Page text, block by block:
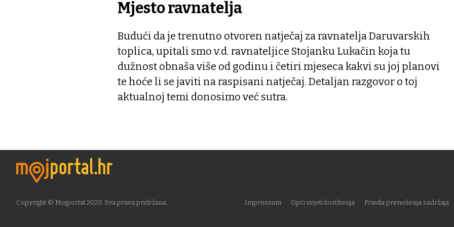
Mjesto ravnatelja
Budući da je trenutno otvoren natječaj za ravnatelja Daruvarskih
toplica, upitali smo v.d. ravnateljice Stojanku Lukačin koja tu
dužnost obnaša više od godinu i četiri mjeseca kakvi su joj planovi
te hoće li se javiti na raspisani natječaj. Detaljan razgovor o toj
aktualnoj temi donosimo već sutra.
Copyright © Mojportal 2020. Sva prava pridržana. Impressum Opći uvjeti korištenja Pravila prenošenja sadržaja